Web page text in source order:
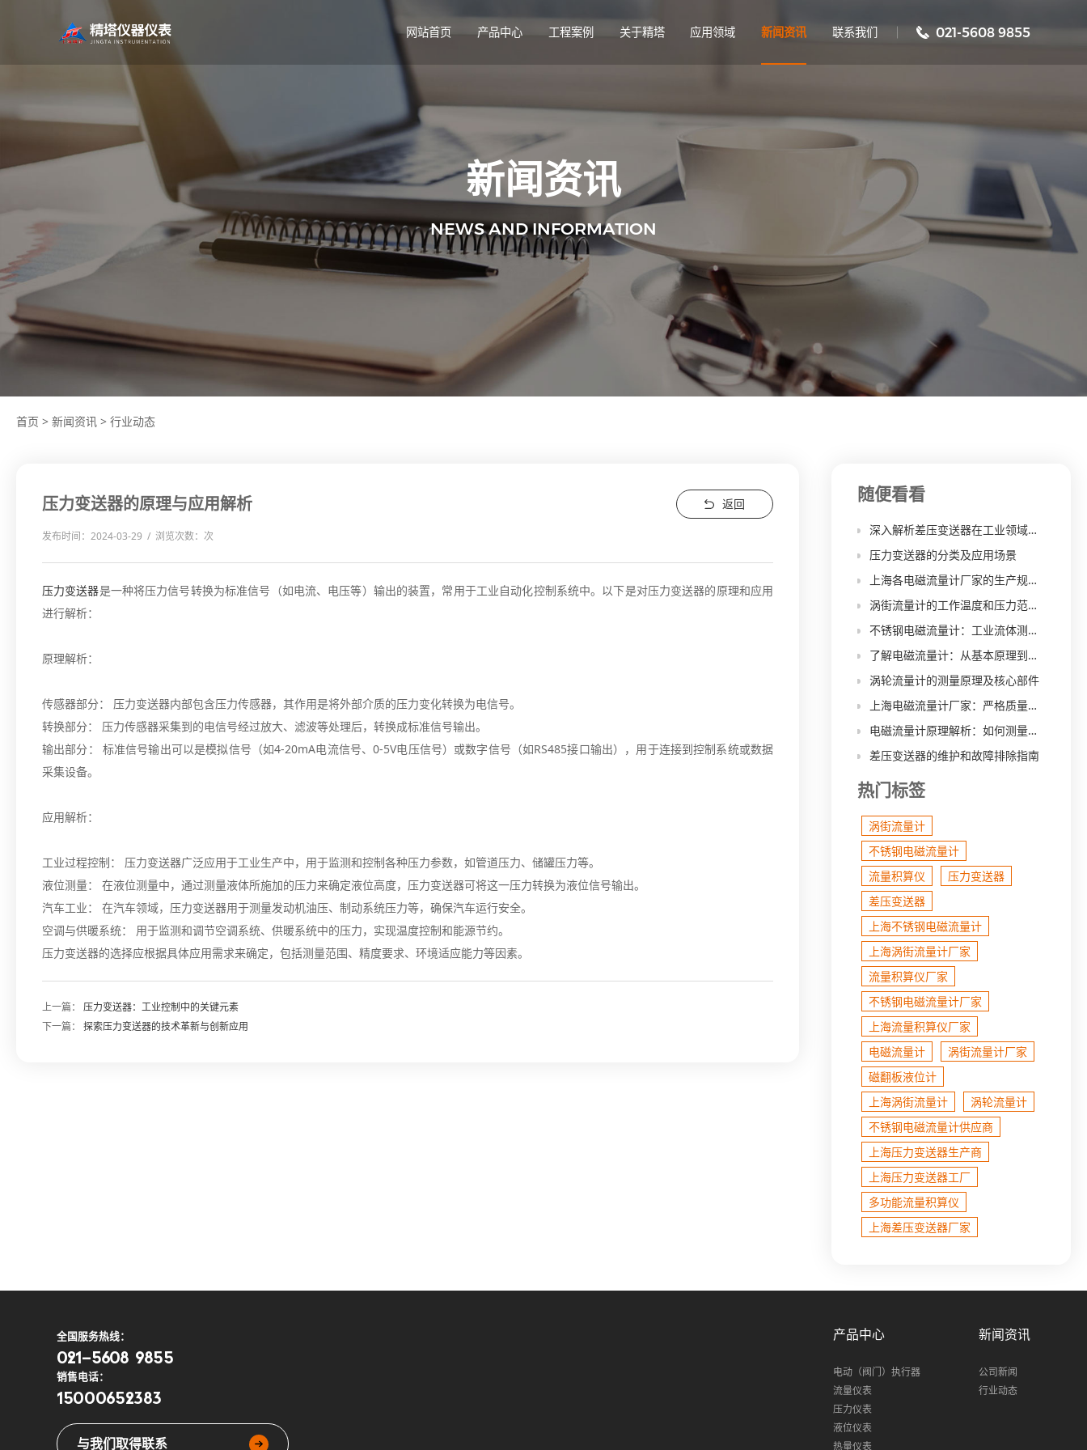
网站首页 产品中心 工程案例 关于精塔 应用领域 新闻资讯 联系我们 021-5608 9855
新闻资讯
NEWS AND INFORMATION
首页 > 新闻资讯 > 行业动态
压力变送器的原理与应用解析 返回
发布时间：2024-03-29 / 浏览次数： 次
压力变送器是一种将压力信号转换为标准信号（如电流、电压等）输出的装置，常用于工业自动化控制系统中。以下是对压力变送器的原理和应用
进行解析：
原理解析：
传感器部分： 压力变送器内部包含压力传感器，其作用是将外部介质的压力变化转换为电信号。
转换部分： 压力传感器采集到的电信号经过放大、滤波等处理后，转换成标准信号输出。
输出部分： 标准信号输出可以是模拟信号（如4-20mA电流信号、0-5V电压信号）或数字信号（如RS485接口输出），用于连接到控制系统或数据
采集设备。
应用解析：
工业过程控制： 压力变送器广泛应用于工业生产中，用于监测和控制各种压力参数，如管道压力、储罐压力等。
液位测量： 在液位测量中，通过测量液体所施加的压力来确定液位高度，压力变送器可将这一压力转换为液位信号输出。
汽车工业： 在汽车领域，压力变送器用于测量发动机油压、制动系统压力等，确保汽车运行安全。
空调与供暖系统： 用于监测和调节空调系统、供暖系统中的压力，实现温度控制和能源节约。
压力变送器的选择应根据具体应用需求来确定，包括测量范围、精度要求、环境适应能力等因素。
上一篇： 压力变送器：工业控制中的关键元素
下一篇： 探索压力变送器的技术革新与创新应用
随便看看
深入解析差压变送器在工业领域中的基本原理和广泛应用
压力变送器的分类及应用场景
上海各电磁流量计厂家的生产规模和产能有多大差异？
涡街流量计的工作温度和压力范围是多少？
不锈钢电磁流量计：工业流体测量的利器
了解电磁流量计：从基本原理到应用场景
涡轮流量计的测量原理及核心部件
上海电磁流量计厂家：严格质量控制，可靠性保障！
电磁流量计原理解析：如何测量液体流量？
差压变送器的维护和故障排除指南
热门标签
涡街流量计
不锈钢电磁流量计
流量积算仪
压力变送器
差压变送器
上海不锈钢电磁流量计
上海涡街流量计厂家
流量积算仪厂家
不锈钢电磁流量计厂家
上海流量积算仪厂家
电磁流量计
涡街流量计厂家
磁翻板液位计
上海涡街流量计
涡轮流量计
不锈钢电磁流量计​供应商
上海压力变送器生产商
上海压力变送器工厂
多功能流量积算仪
上海差压变送器厂家
全国服务热线：
021-5608 9855
销售电话：
15000652383
与我们取得联系
产品中心
电动（阀门）执行器
流量仪表
压力仪表
液位仪表
热量仪表
新闻资讯
公司新闻
行业动态